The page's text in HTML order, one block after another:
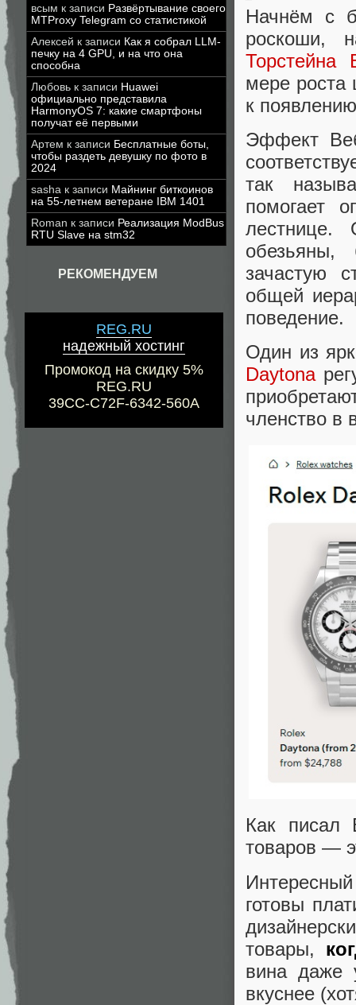
всым к записи Развёртывание своего
MTProxy Telegram со статистикой
Алексей к записи Как я собрал LLM-
печку на 4 GPU, и на что она
способна
Любовь к записи Huawei
официально представила
HarmonyOS 7: какие смартфоны
получат её первыми
Артем к записи Бесплатные боты,
чтобы раздеть девушку по фото в
2024
sasha к записи Майнинг биткоинов
на 55-летнем ветеране IBM 1401
Roman к записи Реализация ModBus
RTU Slave на stm32
РЕКОМЕНДУЕМ
REG.RU
надежный хостинг
Промокод на скидку 5%
REG.RU
39CC-C72F-6342-560A
Начнём с
роскоши,
Торстейна
мере роста
к
Эффект
так
помогает
лестнице.
зачастую
общей
поведение.
Один из
Daytona
членство в
Как писал
товаров —
готовы
товары,
вина даже
вкуснее